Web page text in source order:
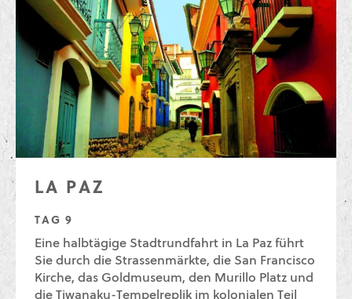
LA PAZ
TAG 9
Eine halbtägige Stadtrundfahrt in La Paz führt
Sie durch die Strassenmärkte, die San Francisco
Kirche, das Goldmuseum, den Murillo Platz und
die Tiwanaku-Tempelreplik im kolonialen Teil